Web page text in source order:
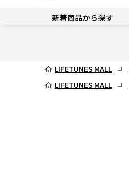
新着商品から探す
LIFETUNES MALL
LIFETUNES MALL